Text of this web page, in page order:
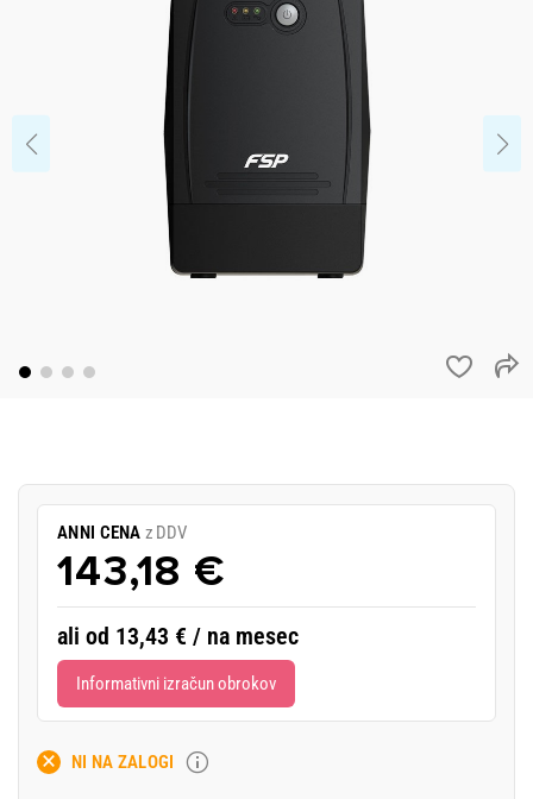
ANNI CENA z DDV
143,18 €
ali od 13,43 € / na mesec
Informativni izračun obrokov
NI NA ZALOGI